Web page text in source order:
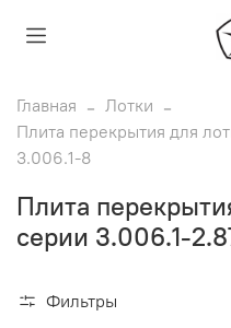
Главная
Лотки
Плита перекрытия для
3.006.1-8
Плита
серии 3.006.1-
Фильтры